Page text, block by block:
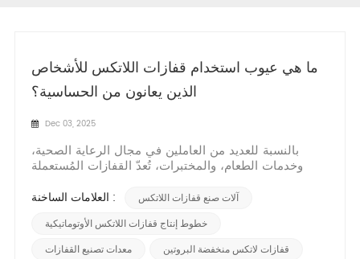
ما هي عيوب استخدام قفازات اللاتكس للأشخاص
الذين يعانون من الحساسية؟
Dec 03, 2025
بالنسبة للعديد من العاملين في مجال الرعاية الصحية،
وخدمات الطعام، والمختبرات، تُعدّ القفازات المُستعملة
وبينما تُقدّر قفازات اللاتكس الطبيعي لمرونتها الممتازة
من السكان: الأشخاص الذ...
العلامات الساخنة : آلات صنع قفازات اللاتكس
خطوط إنتاج قفازات اللاتكس الأوتوماتيكية
معدات تصنيع القفازات قفازات لاتكس منخفضة البروتين